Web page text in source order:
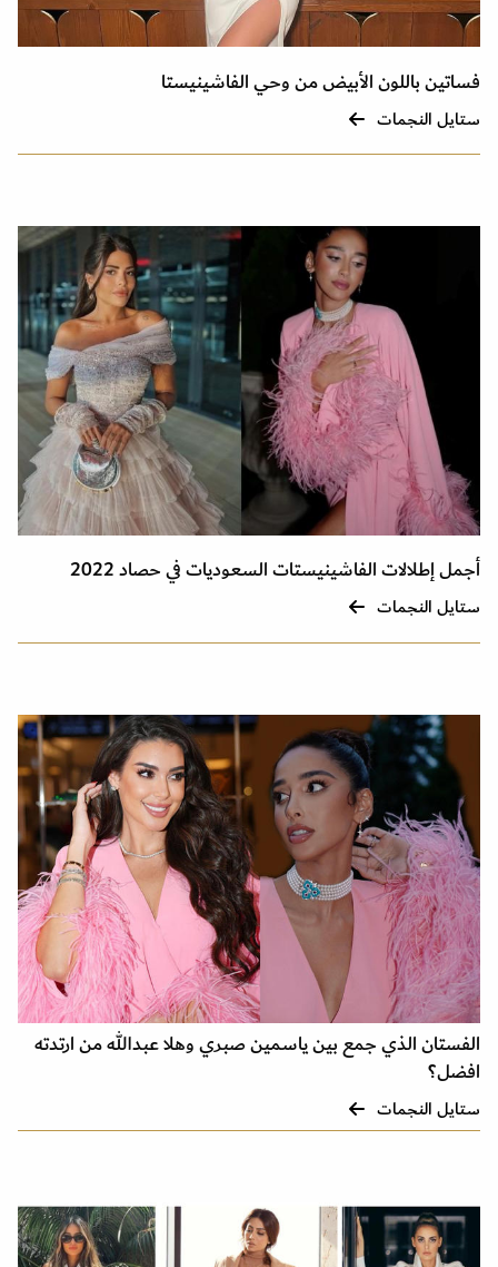
فساتين باللون الأبيض من وحي الفاشينيستا
ستايل النجمات
أجمل إطلالات الفاشينيستات السعوديات في حصاد 2022
ستايل النجمات
الفستان الذي جمع بين ياسمين صبري وهلا عبدالله من ارتدته
افضل؟
ستايل النجمات